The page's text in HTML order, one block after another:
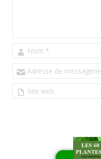
Nom *
Adresse de messagerie
Site web